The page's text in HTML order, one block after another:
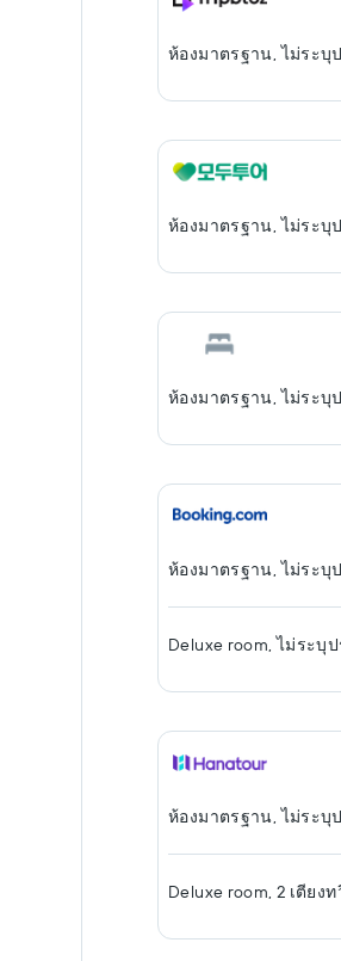
ห้องมาตรฐาน, ไม่ระบุ
ห้องมาตรฐาน, ไม่ระบุ
ห้องมาตรฐาน, ไม่ระบุ
ห้องมาตรฐาน, ไม่ระบุ
Deluxe room, ไม่ระบุป
ห้องมาตรฐาน, ไม่ระบุ
Deluxe room, 2 เตียง